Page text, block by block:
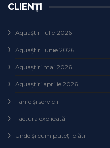
CLIENȚI
Aquaștiri iulie 2026
Aquaștiri iunie 2026
Aquaștiri mai 2026
Aquaștiri aprilie 2026
Tarife și servicii
Factura explicată
Unde și cum puteţi plăti